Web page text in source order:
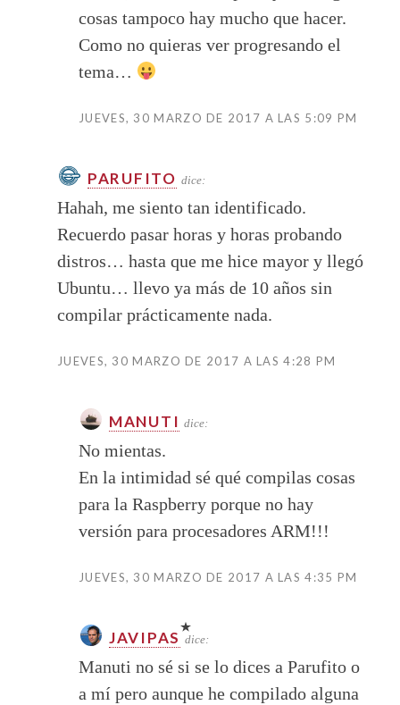
cosas tampoco hay mucho que hacer.
Como no quieras ver progresando el
tema…
JUEVES, 30 MARZO DE 2017 A LAS 5:09 PM
PARUFITO dice:
Hahah, me siento tan identificado.
Recuerdo pasar horas y horas probando
distros… hasta que me hice mayor y llegó
Ubuntu… llevo ya más de 10 años sin
compilar prácticamente nada.
JUEVES, 30 MARZO DE 2017 A LAS 4:28 PM
MANUTI dice:
No mientas.
En la intimidad sé qué compilas cosas
para la Raspberry porque no hay
versión para procesadores ARM!!!
JUEVES, 30 MARZO DE 2017 A LAS 4:35 PM
JAVIPAS dice:
Manuti no sé si se lo dices a Parufito o
a mí pero aunque he compilado alguna